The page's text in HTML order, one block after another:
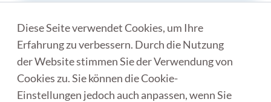
KONTAKT
SATZUNG
DATENSCHUTZ
IMPRESSUM
Diese Seite verwendet Cookies, um Ihre
Erfahrung zu verbessern. Durch die Nutzung
der Website stimmen Sie der Verwendung von
Cookies zu. Sie können die Cookie-
Einstellungen jedoch auch anpassen, wenn Sie